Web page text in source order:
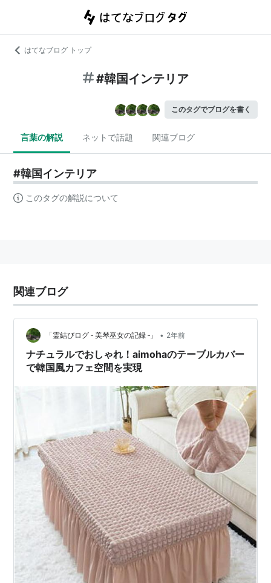
はてなブログ トップ
#韓国インテリア
このタグでブログを書く
言葉の解説 ネットで話題 関連ブログ
#韓国インテリア
このタグの解説について
関連ブログ
「霊結びログ ‐ 美琴巫女の記録 ‐」 • 2年前
ナチュラルでおしゃれ！aimohaのテーブルカバー
で韓国風カフェ空間を実現